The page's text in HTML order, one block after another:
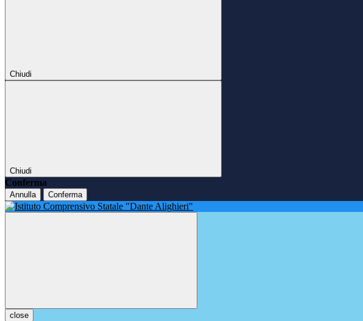
Chiudi
Chiudi
Conferma
Annulla Conferma
close